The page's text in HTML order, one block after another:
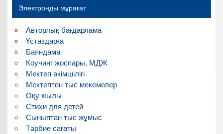
Электронды мұрағат
Авторлық бағдарлама
Ұстаздарға
Баяндама
Коучинг жоспары, МДЖ
Мектеп әкімшілігі
Мектептен тыс мекемелер
Оқу жылы
Стихи для детей
Сыныптан тыс жұмыс
Тәрбие сағаты